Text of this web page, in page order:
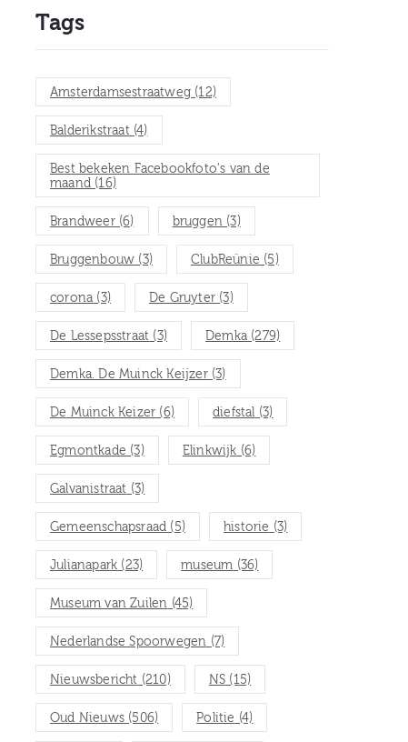
Tags
Amsterdamsestraatweg (12)
Balderikstraat(4)
Best bekeken Facebookfoto's van de
maand (16)
Brandweer(6) bruggen (3)
Bruggenbouw (3) ClubReünie (5)
corona (3) De Gruyter (3)
De Lessepsstraat (3) Demka (279)
Demka. De Muinck Keijzer(3)
De Muinck Keizer (6) diefstal (3)
Egmontkade (3) Elinkwijk (6)
Galvanistraat (3)
Gemeenschapsraad (5) historie (3)
Julianapark (23) museum (36)
Museum van Zuilen (45)
Nederlandse Spoorwegen (7)
Nieuwsbericht (210) NS (15)
Oud Nieuws (506) Politie (4)